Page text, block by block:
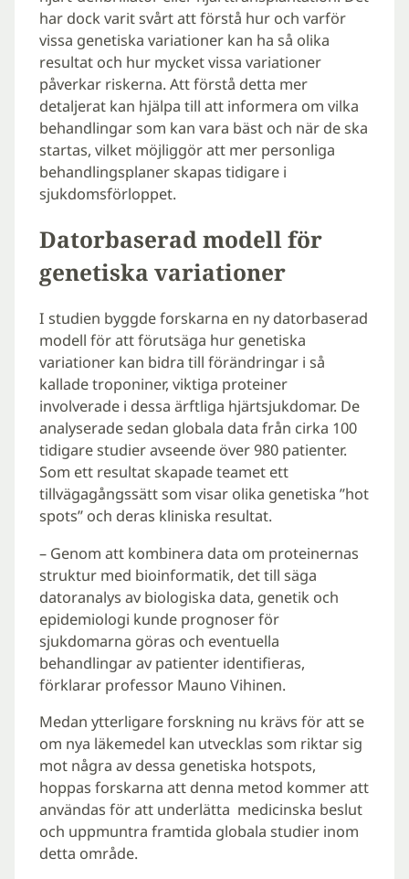
har dock varit svårt att förstå hur och varför
vissa genetiska variationer kan ha så olika
resultat och hur mycket vissa variationer
påverkar riskerna. Att förstå detta mer
detaljerat kan hjälpa till att informera om vilka
behandlingar som kan vara bäst och när de ska
startas, vilket möjliggör att mer personliga
behandlingsplaner skapas tidigare i
sjukdomsförloppet.
Datorbaserad modell för
genetiska variationer
I studien byggde forskarna en ny datorbaserad
modell för att förutsäga hur genetiska
variationer kan bidra till förändringar i så
kallade troponiner, viktiga proteiner
involverade i dessa ärftliga hjärtsjukdomar. De
analyserade sedan globala data från cirka 100
tidigare studier avseende över 980 patienter.
Som ett resultat skapade teamet ett
tillvägagångssätt som visar olika genetiska ”hot
spots” och deras kliniska resultat.
– Genom att kombinera data om proteinernas
struktur med bioinformatik, det till säga
datoranalys av biologiska data, genetik och
epidemiologi kunde prognoser för
sjukdomarna göras och eventuella
behandlingar av patienter identifieras,
förklarar professor Mauno Vihinen.
Medan ytterligare forskning nu krävs för att se
om nya läkemedel kan utvecklas som riktar sig
mot några av dessa genetiska hotspots,
hoppas forskarna att denna metod kommer att
användas för att underlätta medicinska beslut
och uppmuntra framtida globala studier inom
detta område.